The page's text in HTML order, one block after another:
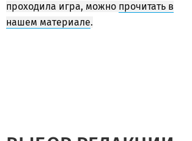
проходила игра, можно прочитать в
нашем материале.